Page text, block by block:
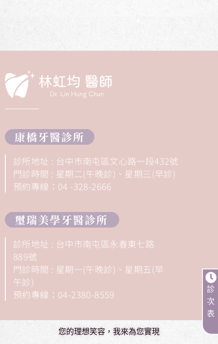
診
次
表
康橋牙醫診所
診所地址 : 台中市南屯區文心路一段432號
門診時間 : 星期二(午晚診)、星期三(早診)
預約專線：04 -328-2666
璽瑞美學牙醫診所
診所地址 : 台中市南屯區永春東七路
889號
門診時間 : 星期一(午晚診)、星期五(早
午診)
預約專線：04-2380-8559
您的理想笑容，我來為您實現